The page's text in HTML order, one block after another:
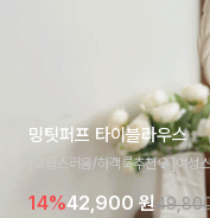
밍팃퍼프 타이블라우스
[고급스러움/하객룩추천💎]여성
라우스 🤍 여유로운 7부 소매로
기 좋은 아이템이에요
14%42,900원